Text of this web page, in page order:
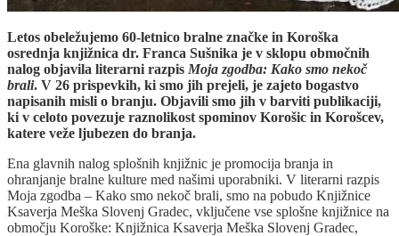
Letos obeležujemo 60-letnico bralne značke in Koroška
osrednja knjižnica dr. Franca Sušnika je v sklopu območnih
nalog objavila literarni razpis Moja zgodba: Kako smo nekoč
brali. V 26 prispevkih, ki smo jih prejeli, je zajeto bogastvo
napisanih misli o branju. Objavili smo jih v barviti publikaciji,
ki v celoto povezuje raznolikost spominov Korošic in Korošcev,
katere veže ljubezen do branja.
Ena glavnih nalog splošnih knjižnic je promocija branja in
ohranjanje bralne kulture med našimi uporabniki. V literarni razpis
Moja zgodba – Kako smo nekoč brali, smo na pobudo Knjižnice
Ksaverja Meška Slovenj Gradec, vključene vse splošne knjižnice na
območju Koroške: Knjižnica Ksaverja Meška Slovenj Gradec,